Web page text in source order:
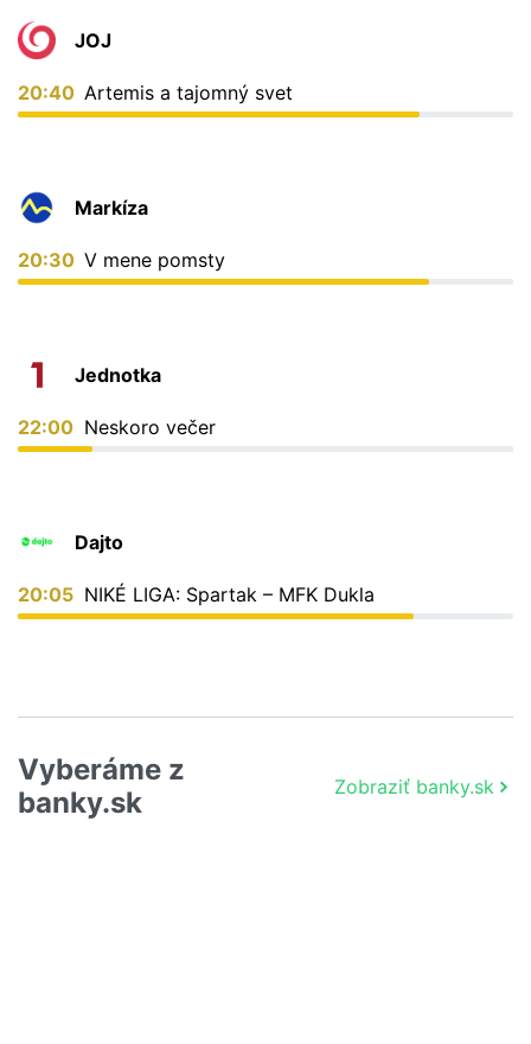
JOJ
20:40 Artemis a tajomný svet
Markíza
20:30 V mene pomsty
Jednotka
22:00 Neskoro večer
Dajto
20:05 NIKÉ LIGA: Spartak – MFK Dukla
Vyberáme z
banky.sk
Zobraziť banky.sk